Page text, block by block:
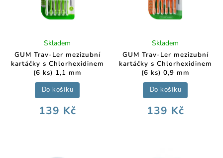
GUM Trav-Ler mezizubní
kartáčky s Chlorhexidinem
(6 ks) 1,1 mm
Skladem
139 Kč
Do košíku
GUM Trav-Ler mezizubní
kartáčky s Chlorhexidinem
(6 ks) 0,9 mm
Skladem
139 Kč
Do košíku